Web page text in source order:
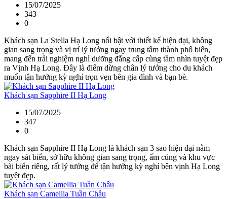
15/07/2025
343
0
Khách sạn La Stella Hạ Long nổi bật với thiết kế hiện đại, không
gian sang trọng và vị trí lý tưởng ngay trung tâm thành phố biển,
mang đến trải nghiệm nghỉ dưỡng đẳng cấp cùng tầm nhìn tuyệt đẹp
ra Vịnh Hạ Long. Đây là điểm dừng chân lý tưởng cho du khách
muốn tận hưởng kỳ nghỉ trọn vẹn bên gia đình và bạn bè.
Khách sạn Sapphire II Hạ Long
15/07/2025
347
0
Khách sạn Sapphire II Hạ Long là khách sạn 3 sao hiện đại nằm
ngay sát biển, sở hữu không gian sang trọng, ấm cúng và khu vực
bãi biển riêng, rất lý tưởng để tận hưởng kỳ nghỉ bên vịnh Hạ Long
tuyệt đẹp.
Khách sạn Camellia Tuần Châu